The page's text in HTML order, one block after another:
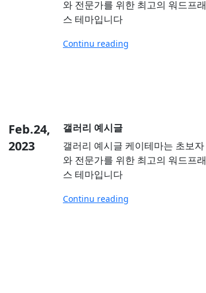
와 전문가를 위한 최고의 워드프래
스 테마입니다
Continu reading
Feb.24,
2023
갤러리 예시글
갤러리 예시글 케이테마는 초보자
와 전문가를 위한 최고의 워드프래
스 테마입니다
Continu reading